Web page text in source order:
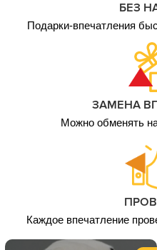
БЕЗ
Подарки-впечатления
ЗАМЕНА
Можно обменять
Каждое впечатление